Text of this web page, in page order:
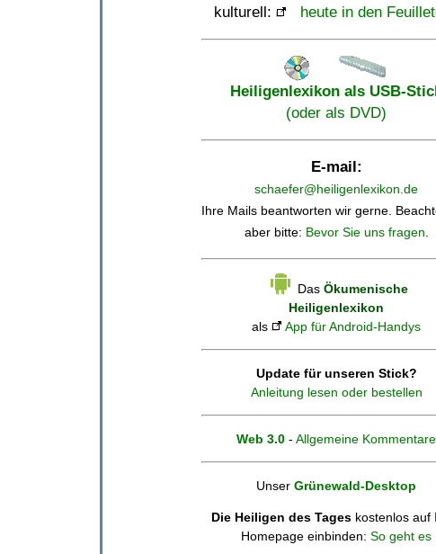
kulturell:
heute in den
Heiligenlexikon als USB-
(oder als DVD)
E-mail:
schaefer@heiligenlexikon.de
Ihre Mails beantworten wir gerne.
aber bitte: Bevor Sie uns fragen.
Das Ökumenische
Heiligenlexikon
als
App für Android-Handys
Update für unseren Stick?
Anleitung lesen oder bestellen
Web 3.0 - Allgemeine Kommentare
Unser Grünewald-Desktop
Die Heiligen des Tages kostenlos auf
Homepage einbinden: So geht es